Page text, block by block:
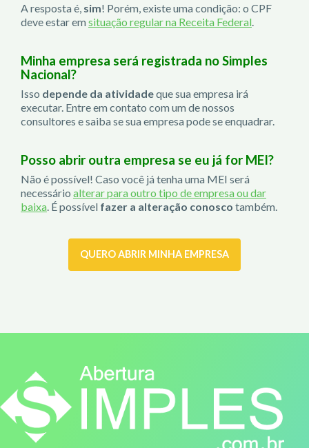
A resposta é, sim! Porém, existe uma condição: o CPF
deve estar emsituação regular na Receita Federal.
Minha empresa será registrada no Simples
Nacional?
Isso depende da atividadeque sua empresa irá
executar. Entre em contato com um de nossos
consultores e saiba se sua empresa pode se enquadrar.
Posso abrir outra empresa se eu já for MEI?
Não é possível! Caso você já tenha uma MEI será
necessário alterar para outro tipo de empresa ou dar
baixa. É possível fazer a alteração conosco também.
QUERO ABRIR MINHA EMPRESA